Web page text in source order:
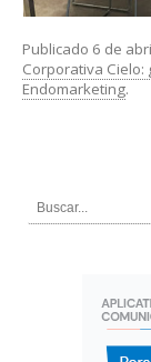
Publicado 6 de
Corporativa
Endomarketing.